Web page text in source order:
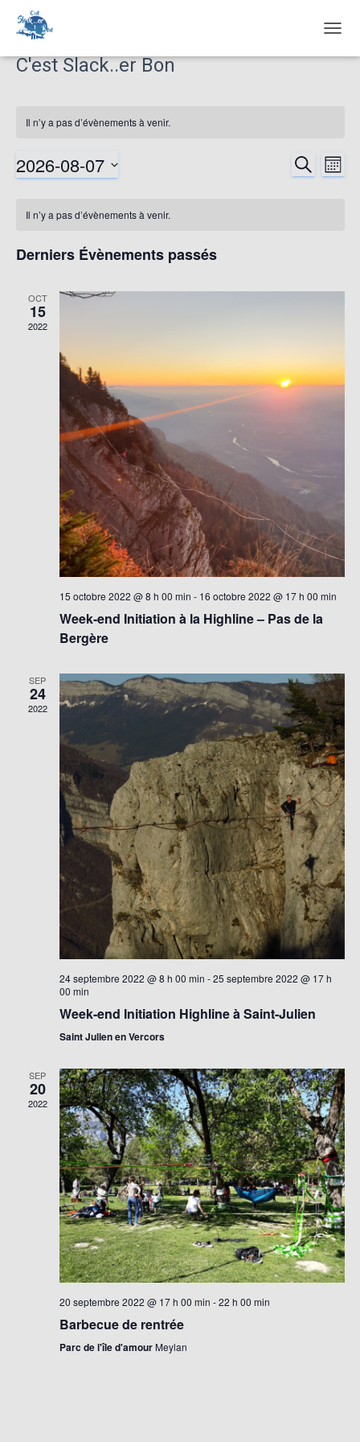
LA
C'est Slack..er Bon
Il n’y a pas d’évènements à venir.
MOIS
2026-08-07
date.
Calendrier
de
Il n’y a pas d’évènements à venir.
Derniers Évènements passés
OCT
15
2022
15 octobre 2022 @ 8 h 00 min - 16 octobre 2022 @ 17 h 00 min
Week-end Initiation à la Highline – Pas de la
Bergère
SEP
24
2022
24 septembre 2022 @ 8 h 00 min -25 septembre 2022 @ 17 h
00 min
Week-end Initiation Highline à Saint-Julien
Saint Julien en Vercors
SEP
20
2022
20 septembre 2022 @ 17 h 00 min -22 h 00 min
Barbecue de rentrée
Parc de l'île d'amour Meylan